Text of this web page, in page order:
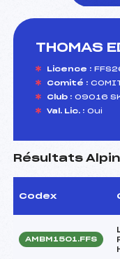
THOMAS
Licence :
Comité :
Club : 09016
Val. Lic. : Oui
Résultats
Codex
AMBM1501.FFS